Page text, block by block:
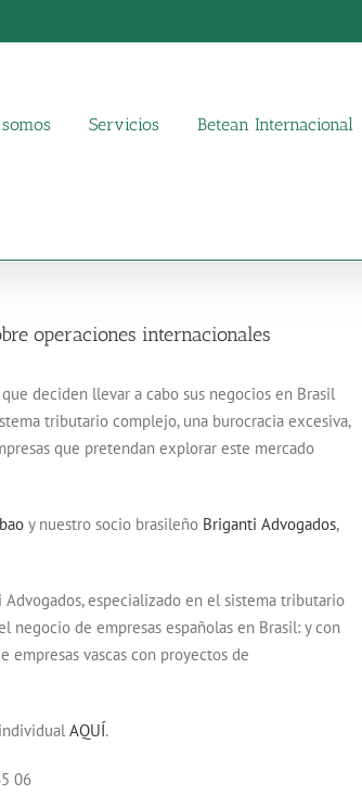
Servicios Betean Internacional
operaciones internacionales
deciden llevar a cabo sus negocios en Brasil
tributario complejo, una burocracia excesiva,
que pretendan explorar este mercado
y nuestro socio brasileño Briganti Advogados,
especializado en el sistema tributario
de empresas españolas en Brasil: y con
empresas vascas con proyectos de
AQUÍ.
06